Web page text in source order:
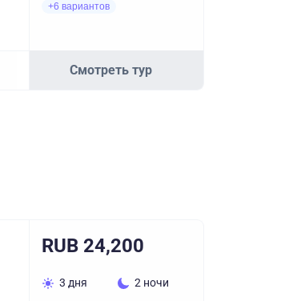
+6 вариантов
Смотреть тур
RUB 24,200
3 дня 2 ночи